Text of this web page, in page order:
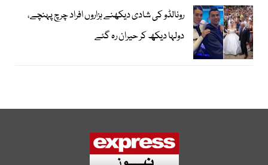
رونالڈو کی شادی دیکھنے ہزاروں افراد چرچ پہنچے،
دولہا دیکھ کر حیران رہ گئے